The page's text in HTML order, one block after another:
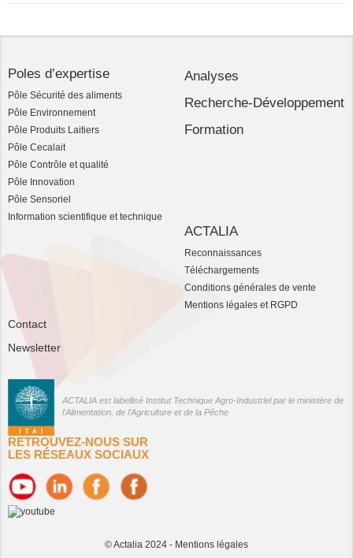
Poles d’expertise
Pôle Sécurité des aliments
Pôle Environnement
Pôle Produits Laitiers
Pôle Cecalait
Pôle Contrôle et qualité
Pôle Innovation
Pôle Sensoriel
Information scientifique et technique
Analyses
Recherche-Développement
Formation
ACTALIA
Reconnaissances
Téléchargements
Conditions générales de vente
Mentions légales et RGPD
Contact
Newsletter
ACTALIA est labellisé Institut Technique Agro-Industriel par le ministère de
l'Alimentation, de l'Agriculture et de la Pêche
RETROUVEZ-NOUS SUR
LES RÉSEAUX SOCIAUX
© Actalia 2024 - Mentions légales